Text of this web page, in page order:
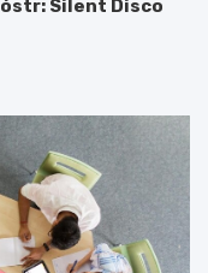
Silent Disco